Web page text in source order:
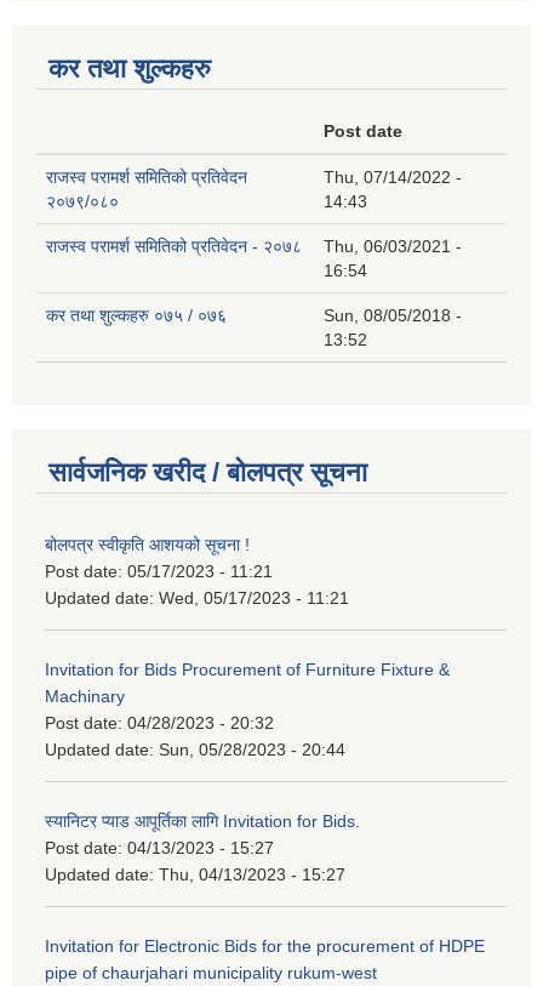
कर तथा शुल्कहरु
Post date
राजस्व परामर्श समितिको प्रतिवेदन
२०७९/०८०
Thu, 07/14/2022 -
14:43
राजस्व परामर्श समितिको प्रतिवेदन - २०७८
Thu, 06/03/2021 -
16:54
कर तथा शुल्कहरु ०७५ / ०७६
Sun, 08/05/2018 -
13:52
सार्वजनिक खरीद / बोलपत्र सूचना
बोलपत्र स्वीकृति आशयको सूचना !
Post date: 05/17/2023 - 11:21
Updated date: Wed, 05/17/2023 - 11:21
Invitation for Bids Procurement of Furniture Fixture &
Machinary
Post date: 04/28/2023 - 20:32
Updated date: Sun, 05/28/2023 - 20:44
स्यानिटर प्याड आपूर्तिका लागि Invitation for Bids.
Post date: 04/13/2023 - 15:27
Updated date: Thu, 04/13/2023 - 15:27
Invitation for Electronic Bids for the procurement of HDPE
pipe of chaurjahari municipality rukum-west